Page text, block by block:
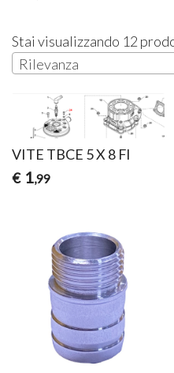
Stai visualizzando 12
Rilevanza
VITE TBCE 5 X 8 Fl
€ 1,99